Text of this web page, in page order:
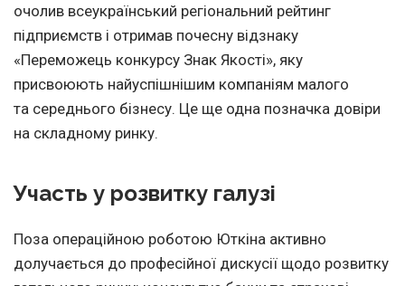
очолив всеукраїнський регіональний рейтинг
підприємств і отримав почесну відзнаку
«Переможець конкурсу Знак Якості», яку
присвоюють найуспішнішим компаніям малого
та середнього бізнесу. Це ще одна позначка довіри
на складному ринку.
Участь у розвитку галузі
Поза операційною роботою Юткіна активно
долучається до професійної дискусії щодо розвитку